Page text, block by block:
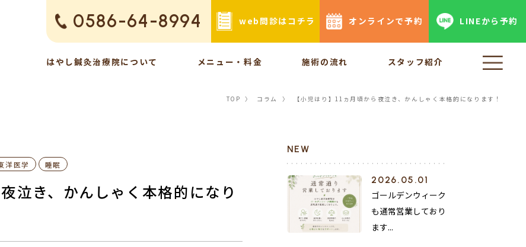
0586-64-8994 web問診はコチラ オンラインで予約 LINEから予約
はやし鍼灸治療院について メニュー・料金 施術の流れ スタッフ紹介
TOP 〉 コラム 〉 【小児はり】11ヵ月頃から夜泣き、かんしゃく本格的になります！
洋医学 睡眠
泣き、かんしゃく本格的になり
NEW
2026.05.01
ゴールデンウィーク
も通常営業しており
ます...